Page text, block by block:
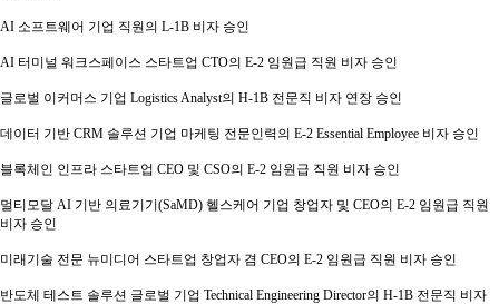
AI 소프트웨어 기업 직원의 L-1B 비자 승인
AI 터미널 워크스페이스 스타트업 CTO의 E-2 임원급 직원 비자 승인
글로벌 이커머스 기업 Logistics Analyst의 H-1B 전문직 비자 연장 승인
데이터 기반 CRM 솔루션 기업 마케팅 전문인력의 E-2 Essential Employee 비자 승인
블록체인 인프라 스타트업 CEO 및 CSO의 E-2 임원급 직원 비자 승인
멀티모달 AI 기반 의료기기(SaMD) 헬스케어 기업 창업자 및 CEO의 E-2 임원급 직원
비자 승인
미래기술 전문 뉴미디어 스타트업 창업자 겸 CEO의 E-2 임원급 직원 비자 승인
반도체 테스트 솔루션 글로벌 기업 Technical Engineering Director의 H-1B 전문직 비자